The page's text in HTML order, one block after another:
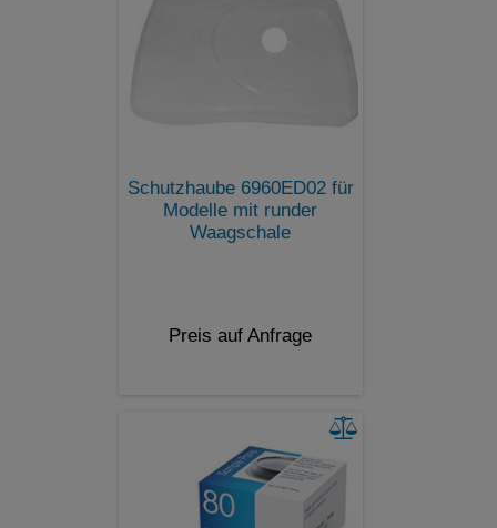
Schutzhaube 6960ED02 für
Modelle mit runder
Waagschale
Preis auf Anfrage